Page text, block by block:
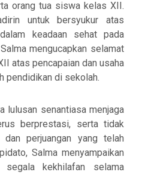
orang tua siswa kelas XII.
untuk bersyukur atas
keadaan sehat pada
mengucapkan selamat
atas pencapaian dan usaha
pendidikan di sekolah.
lulusan senantiasa menjaga
berprestasi, serta tidak
dan perjuangan yang telah
Salma menyampaikan
kekhilafan selama